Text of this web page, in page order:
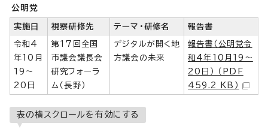
公明党
実施日 視察研修先 テーマ・研修名 報告書
令和4
年10月
19～
20日
第17回全国
市議会議長会
研究フォーラ
ム（長野）
デジタルが開く地
方議会の未来
報告書（公明党令
和4年10月19～
20日） （PDF
459.2 KB）
表の横スクロールを有効にする